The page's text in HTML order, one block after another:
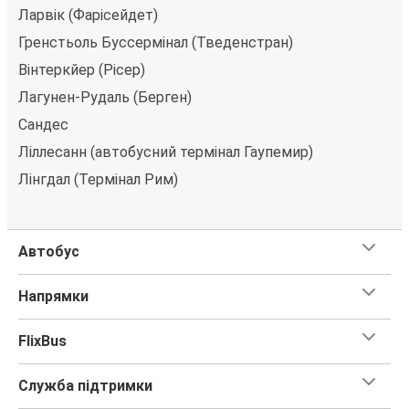
Скйельсвік (Порсгрунн)», ви можете вибрати один із
численних способів оплати, як-от кредитна картка,
PayPal, Google Pay або Apple Pay. Також ви можете
купити квиток за готівку у водія або в касі.
Ларвік (Фарісейдет)
Гренстьоль Буссермінал (Тведенстран)
Вінтеркйер (Рісер)
Лагунен-Рудаль (Берген)
Сандес
Ліллесанн (автобусний термінал Гаупемир)
Лінгдал (Термінал Рим)
Автобус
Напрямки
FlixBus
Служба підтримки